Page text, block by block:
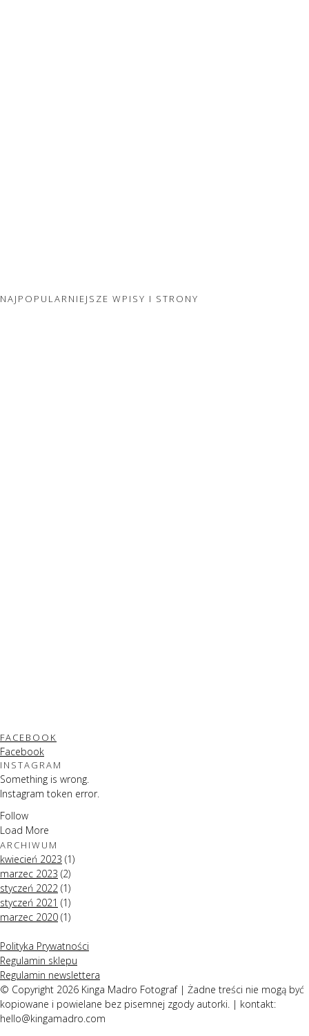
NAJPOPULARNIEJSZE WPISY I STRONY
FACEBOOK
Facebook
INSTAGRAM
Something is wrong.
Instagram token error.
Follow
Load More
ARCHIWUM
kwiecień 2023 (1)
marzec 2023 (2)
styczeń 2022 (1)
styczeń 2021 (1)
marzec 2020 (1)
Polityka Prywatności
Regulamin sklepu
Regulamin newslettera
© Copyright 2026 Kinga Madro Fotograf | Żadne treści nie mogą być
kopiowane i powielane bez pisemnej zgody autorki. | kontakt:
hello@kingamadro.com